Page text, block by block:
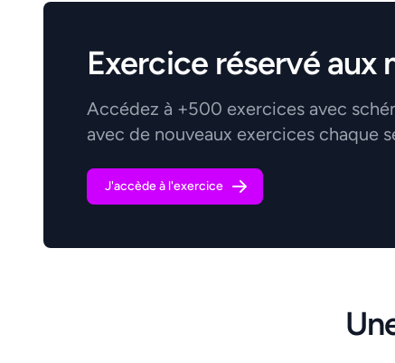
Exercice réservé aux
Accédez à +500 exercices avec
avec de nouveaux exercices chaque
J'accède à l'exercice